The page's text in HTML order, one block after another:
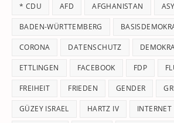
* CDU AFD AFGHANISTAN
BADEN-WÜRTTEMBERG
CORONA DATENSCHUTZ
ETTLINGEN FACEBOOK FDP
FREIHEIT FRIEDEN GENDER
GÜZEY ISRAEL HARTZ IV INTERNET